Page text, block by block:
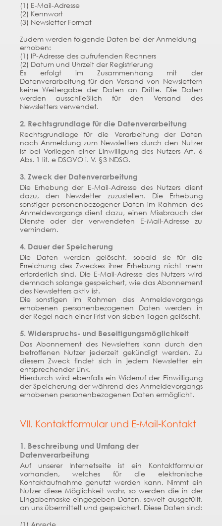
(1) E-Mail-Adresse
(2) Kennwort
(3) Newsletter Format
Zudem werden folgende Daten bei der Anmeldung
erhoben:
(1) IP-Adresse des aufrufenden Rechners
(2) Datum und Uhrzeit der Registrierung
Es erfolgt im Zusammenhang mit der
Datenverarbeitung für den Versand von Newslettern
keine Weitergabe der Daten an Dritte. Die Daten
werden ausschließlich für den Versand des
Newsletters verwendet.
2. Rechtsgrundlage für die Datenverarbeitung
Rechtsgrundlage für die Verarbeitung der Daten
nach Anmeldung zum Newsletters durch den Nutzer
ist bei Vorliegen einer Einwilligung des Nutzers Art. 6
Abs. 1 lit. e DSGVO i. V. §3 NDSG.
3. Zweck der Datenverarbeitung
Die Erhebung der E-Mail-Adresse des Nutzers dient
dazu, den Newsletter zuzustellen. Die Erhebung
sonstiger personenbezogener Daten im Rahmen des
Anmeldevorgangs dient dazu, einen Missbrauch der
Dienste oder der verwendeten E-Mail-Adresse zu
verhindern.
4. Dauer der Speicherung
Die Daten werden gelöscht, sobald sie für die
Erreichung des Zweckes ihrer Erhebung nicht mehr
erforderlich sind. Die E-Mail-Adresse des Nutzers wird
demnach solange gespeichert, wie das Abonnement
des Newsletters aktiv ist.
Die sonstigen im Rahmen des Anmeldevorgangs
erhobenen personenbezogenen Daten werden in
der Regel nach einer Frist von sieben Tagen gelöscht.
5. Widerspruchs- und Beseitigungsmöglichkeit
Das Abonnement des Newsletters kann durch den
betroffenen Nutzer jederzeit gekündigt werden. Zu
diesem Zweck findet sich in jedem Newsletter ein
entsprechender Link.
Hierdurch wird ebenfalls ein Widerruf der Einwilligung
der Speicherung der während des Anmeldevorgangs
erhobenen personenbezogenen Daten ermöglicht.
VII. Kontaktformular und E-Mail-Kontakt
1. Beschreibung und Umfang der
Datenverarbeitung
Auf unserer Internetseite ist ein Kontaktformular
vorhanden, welches für die elektronische
Kontaktaufnahme genutzt werden kann. Nimmt ein
Nutzer diese Möglichkeit wahr, so werden die in der
Eingabemaske eingegeben Daten, soweit ausgefüllt,
an uns übermittelt und gespeichert. Diese Daten sind:
(1) Anrede